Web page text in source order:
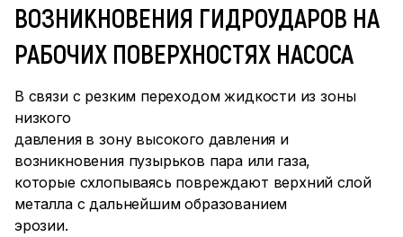
ВОЗНИКНОВЕНИЯ ГИДРОУДАРОВ НА
РАБОЧИХ ПОВЕРХНОСТЯХ НАСОСА
В связи с резким переходом жидкости из зоны
низкого
давления в зону высокого давления и
возникновения пузырьков пара или газа,
которые схлопываясь повреждают верхний слой
металла с дальнейшим образованием
эрозии.